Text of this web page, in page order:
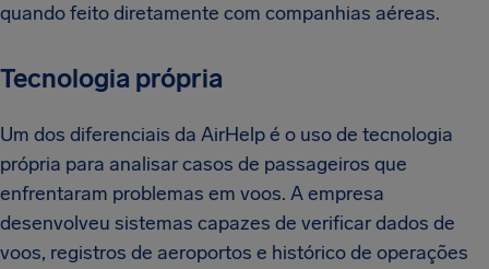
quando feito diretamente com companhias aéreas.
Tecnologia própria
Um dos diferenciais da AirHelp é o uso de tecnologia
própria para analisar casos de passageiros que
enfrentaram problemas em voos. A empresa
desenvolveu sistemas capazes de verificar dados de
voos, registros de aeroportos e histórico de operações